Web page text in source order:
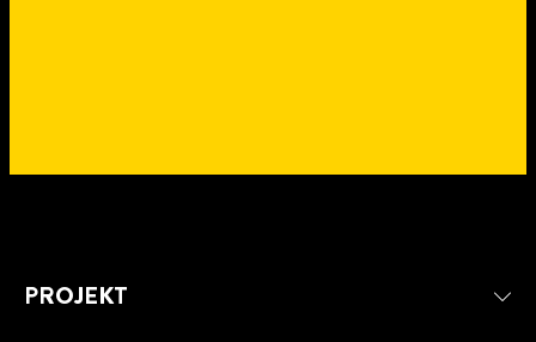
Minuten
Lesezeit
7
PROJEKT